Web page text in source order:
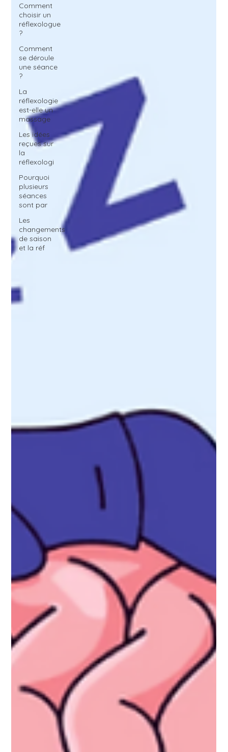
Comment
choisir un
réflexologue
?
Comment
se déroule
une séance
?
La
réflexologie
est-elle un
massage
Les idées
reçues sur
la
réflexologi
Pourquoi
plusieurs
séances
sont par
Les
changements
de saison
et la réf